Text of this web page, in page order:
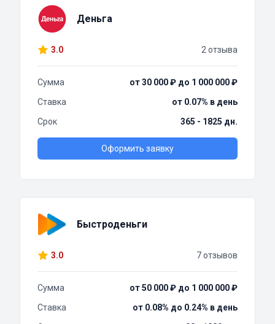
Деньга
3.0 2 отзыва
Сумма
от 30 000 ₽ до 1 000 000 ₽
Ставка
от 0.07% в день
Срок
365 - 1825 дн.
Оформить заявку
Быстроденьги
3.0 7 отзывов
Сумма
от 50 000 ₽ до 1 000 000 ₽
Ставка
от 0.08% до 0.24% в день